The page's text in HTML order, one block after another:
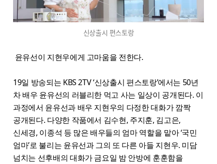
신상출시 편스토랑
윤유선이 지현우에게 고마움을 전한다.
19일 방송되는 KBS 2TV ‘신상출시 편스토랑’에서는 50년
차 배우 윤유선의 러블리한 먹고 사는 일상이 공개된다. 이
과정에서 윤유선과 배우 지현우의 다정한 대화가 깜짝
공개된다. 다양한 작품에서 김수현, 주지훈, 김고은,
신세경, 이종석 등 많은 배우들의 엄마 역할을 맡아 ‘국민
엄마’로 불리는 윤유선과 그의 또 다른 아들 지현우. 미담
넘치는 선후배의 대화가 금요일 밤 안방에 훈훈함을